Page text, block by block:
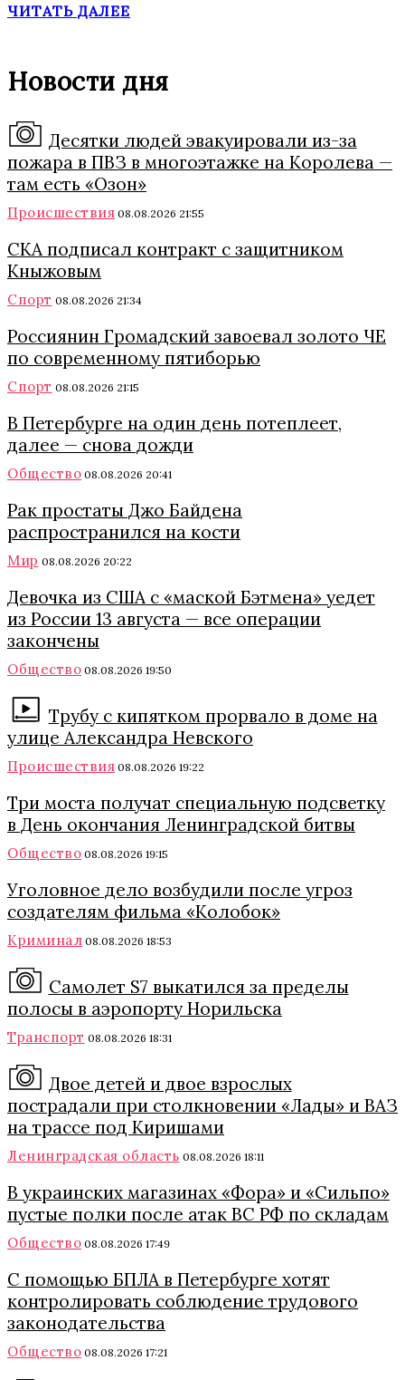
ЧИТАТЬ ДАЛЕЕ
Новости дня
Десятки людей эвакуировали из-за
пожара в ПВЗ в многоэтажке на Королева —
там есть «Озон»
Происшествия 08.08.2026 21:55
СКА подписал контракт с защитником
Кныжовым
Спорт 08.08.2026 21:34
Россиянин Громадский завоевал золото ЧЕ
по современному пятиборью
Спорт 08.08.2026 21:15
В Петербурге на один день потеплеет,
далее — снова дожди
Общество 08.08.2026 20:41
Рак простаты Джо Байдена
распространился на кости
Мир 08.08.2026 20:22
Девочка из США с «маской Бэтмена» уедет
из России 13 августа — все операции
закончены
Общество 08.08.2026 19:50
Трубу с кипятком прорвало в доме на
улице Александра Невского
Происшествия 08.08.2026 19:22
Три моста получат специальную подсветку
в День окончания Ленинградской битвы
Общество 08.08.2026 19:15
Уголовное дело возбудили после угроз
создателям фильма «Колобок»
Криминал 08.08.2026 18:53
Самолет S7 выкатился за пределы
полосы в аэропорту Норильска
Транспорт 08.08.2026 18:31
Двое детей и двое взрослых
пострадали при столкновении «Лады» и ВАЗ
на трассе под Киришами
Ленинградская область 08.08.2026 18:11
В украинских магазинах «Фора» и «Сильпо»
пустые полки после атак ВС РФ по складам
Общество 08.08.2026 17:49
С помощью БПЛА в Петербурге хотят
контролировать соблюдение трудового
законодательства
Общество 08.08.2026 17:21